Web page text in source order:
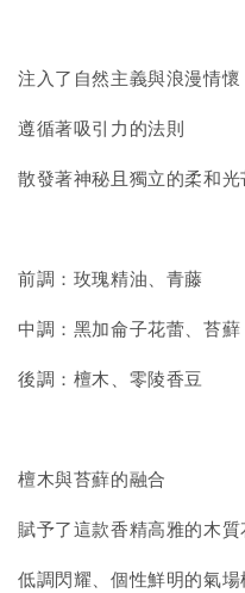
注入了自然主義與浪漫情懷
遵循著吸引力的法則
散發著神秘且獨立的柔和光
前調：玫瑰精油、青藤
中調：黑加侖子花蕾、苔蘚
後調：檀木、零陵香豆
檀木與苔蘚的融合
賦予了這款香精高雅的木質
低調閃耀、個性鮮明的氣場